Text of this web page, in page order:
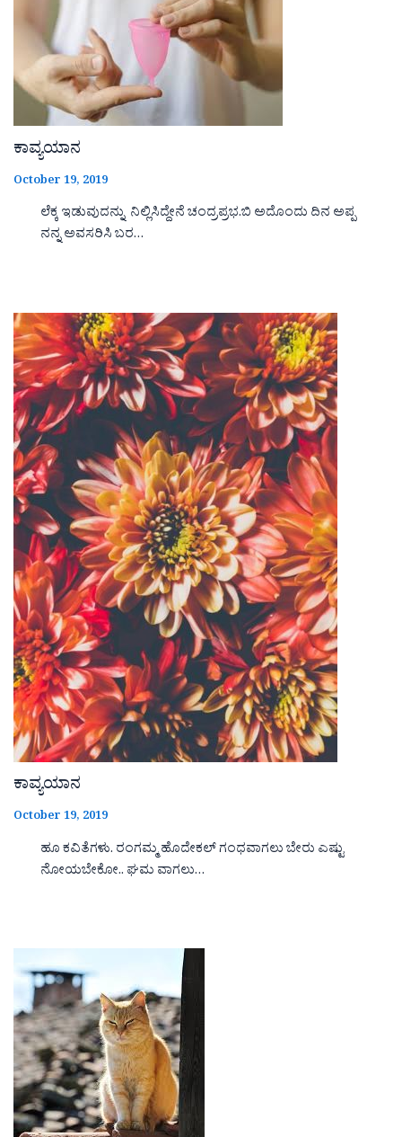
ಕಾವ್ಯಯಾನ
October 19, 2019
ಲೆಕ್ಕ ಇಡುವುದನ್ನು ನಿಲ್ಲಿಸಿದ್ದೇನೆ ಚಂದ್ರಪ್ರಭ.ಬಿ ಅದೊಂದು ದಿನ ಅಪ್ಪ
ನನ್ನ ಅವಸರಿಸಿ ಬರ…
ಕಾವ್ಯಯಾನ
October 19, 2019
ಹೂ ಕವಿತೆಗಳು. ರಂಗಮ್ಮ ಹೊದೇಕಲ್ ಗಂಧವಾಗಲು ಬೇರು ಎಷ್ಟು
ನೋಯಬೇಕೋ.. ಘಮ ವಾಗಲು…